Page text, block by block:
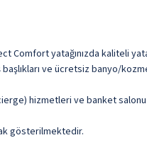
Comfort yatağınızda kaliteli
ve ücretsiz banyo/
hizmetleri ve banket
gösterilmektedir.